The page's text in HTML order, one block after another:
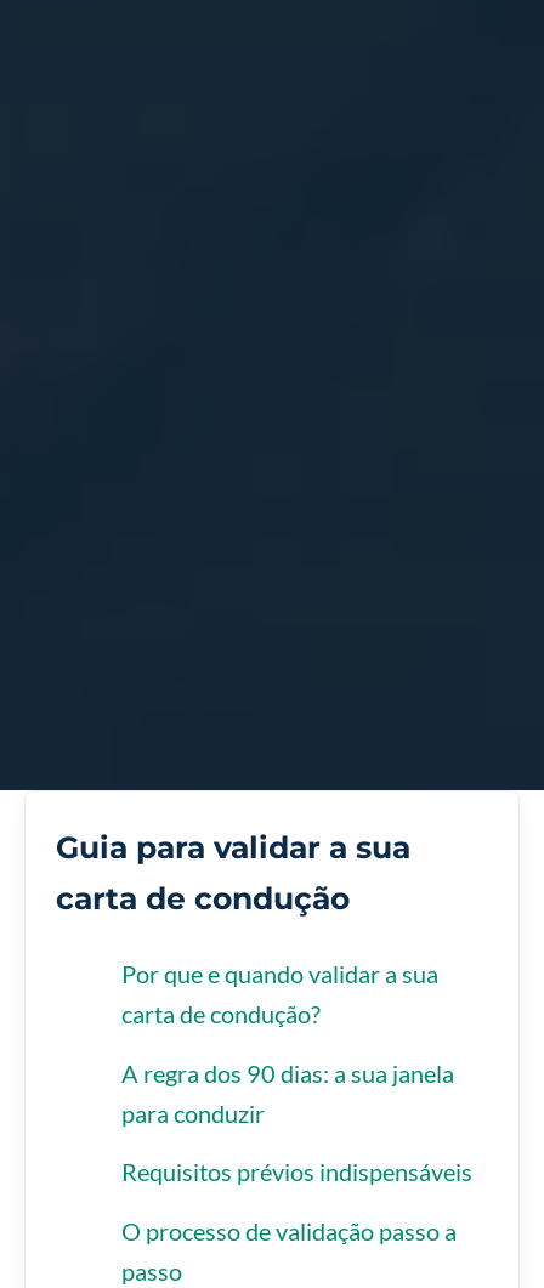
Guia para validar a sua
carta de condução
Por que e quando validar a sua
carta de condução?
A regra dos 90 dias: a sua janela
para conduzir
Requisitos prévios indispensáveis
O processo de validação passo a
passo